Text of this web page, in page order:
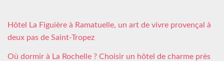
Hôtel La Figuière à Ramatuelle, un art de vivre provençal à
deux pas de Saint-Tropez
Où dormir à La Rochelle ? Choisir un hôtel de charme près